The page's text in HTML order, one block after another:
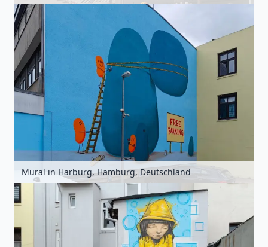
Mural in Harburg, Hamburg, Deutschland